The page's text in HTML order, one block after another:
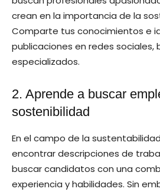
crean en la importancia de la
Comparte tus conocimientos e
publicaciones en redes sociales,
especializados.
2. Aprende a buscar
sostenibilidad
En el campo de la
encontrar descripciones de
buscar candidatos con una
experiencia y habilidades. Sin